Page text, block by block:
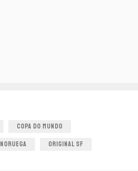
COPA DO MUNDO
NORUEGA ORIGINAL SF